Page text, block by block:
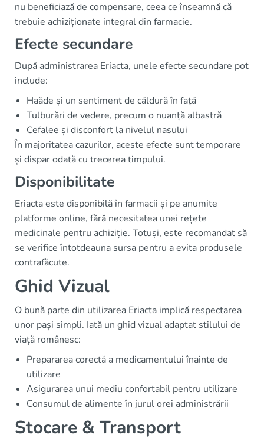
nu beneficiază de compensare, ceea ce înseamnă că
trebuie achiziționate integral din farmacie.
Efecte secundare
După administrarea Eriacta, unele efecte secundare pot
include:
Haăde și un sentiment de căldură în față
Tulburări de vedere, precum o nuanță albastră
Cefalee și disconfort la nivelul nasului
În majoritatea cazurilor, aceste efecte sunt temporare
și dispar odată cu trecerea timpului.
Disponibilitate
Eriacta este disponibilă în farmacii și pe anumite
platforme online, fără necesitatea unei rețete
medicinale pentru achiziție. Totuși, este recomandat să
se verifice întotdeauna sursa pentru a evita produsele
contrafăcute.
Ghid Vizual
O bună parte din utilizarea Eriacta implică respectarea
unor pași simpli. Iată un ghid vizual adaptat stilului de
viață românesc:
Prepararea corectă a medicamentului înainte de
utilizare
Asigurarea unui mediu confortabil pentru utilizare
Consumul de alimente în jurul orei administrării
Stocare & Transport